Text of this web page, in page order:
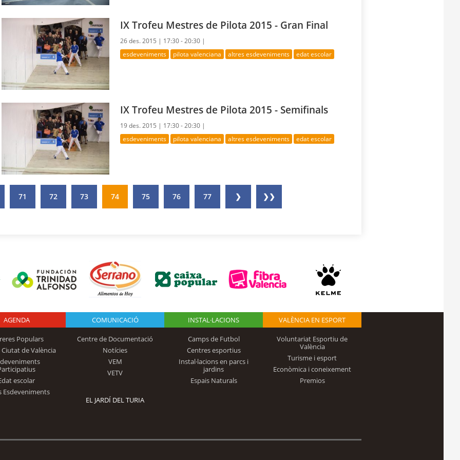
IX Trofeu Mestres de Pilota 2015 - Gran Final
26 des. 2015 | 17:30 - 20:30 |
esdeveniments pilota valenciana altres esdeveniments edat escolar
IX Trofeu Mestres de Pilota 2015 - Semifinals
19 des. 2015 | 17:30 - 20:30 |
esdeveniments pilota valenciana altres esdeveniments edat escolar
71 72 73 74 75 76 77 ❯ ❯❯
Logo Fundación
Trinidad Alfonso
AGENDA
Populars
de València
escolar
Esdeveniments
COMUNICACIÓ
Centre de Documentació
Notícies
VEM
VETV
INSTAL·LACIONS
Camps de Futbol
Centres esportius
Instal·lacions en parcs i
jardins
Espais Naturals
VALÈNCIA EN ESPORT
Voluntariat Esportiu de
València
Turisme i esport
Econòmica i coneixement
Premios
EL JARDÍ DEL TURIA